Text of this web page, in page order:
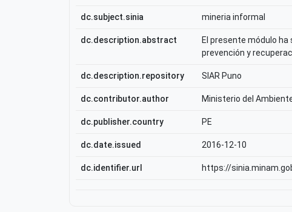
dc.subject.sinia mineria informal
dc.description.abstract
El presente módulo
prevención y
dc.description.repository SIAR Puno
dc.contributor.author Ministerio del
dc.publisher.country PE
dc.date.issued 2016-12-10
dc.identifier.url https://